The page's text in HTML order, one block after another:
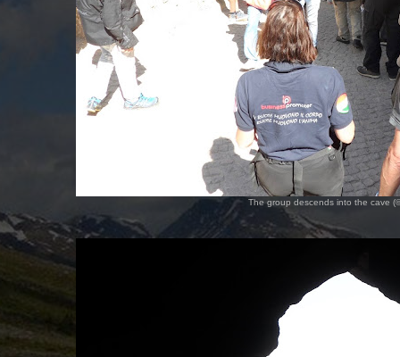
The group descends into the cave